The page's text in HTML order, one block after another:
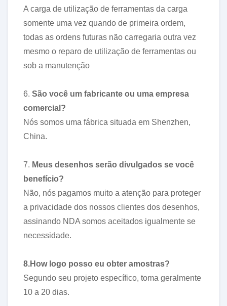
A carga de utilização de ferramentas da carga
somente uma vez quando de primeira ordem,
todas as ordens futuras não carregaria outra vez
mesmo o reparo de utilização de ferramentas ou
sob a manutenção
6. São você um fabricante ou uma empresa
comercial?
Nós somos uma fábrica situada em Shenzhen,
China.
7. Meus desenhos serão divulgados se você
benefício?
Não, nós pagamos muito a atenção para proteger
a privacidade dos nossos clientes dos desenhos,
assinando NDA somos aceitados igualmente se
necessidade.
8.How logo posso eu obter amostras?
Segundo seu projeto específico, toma geralmente
10 a 20 dias.